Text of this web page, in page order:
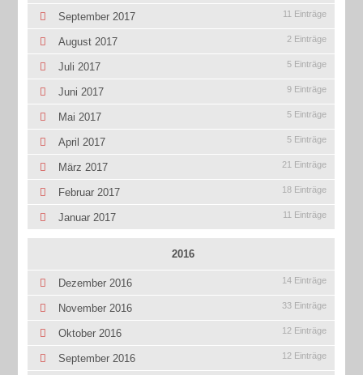
September 2017 11 Einträge
August 2017 2 Einträge
Juli 2017 5 Einträge
Juni 2017 9 Einträge
Mai 2017 5 Einträge
April 2017 5 Einträge
März 2017 21 Einträge
Februar 2017 18 Einträge
Januar 2017 11 Einträge
2016
Dezember 2016 14 Einträge
November 2016 33 Einträge
Oktober 2016 12 Einträge
September 2016 12 Einträge